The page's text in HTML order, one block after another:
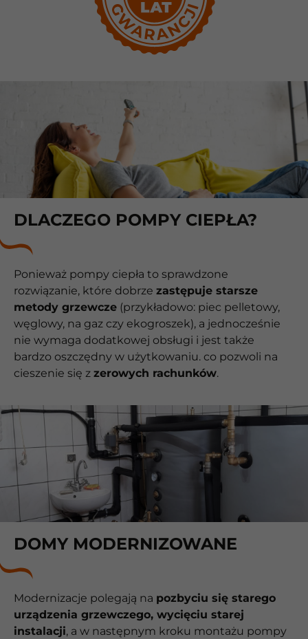
DLACZEGO POMPY CIEPŁA?
Ponieważ pompy ciepła to sprawdzone
rozwiązanie, które dobrze zastępuje starsze
metody grzewcze (przykładowo: piec pelletowy,
węglowy, na gaz czy ekogroszek), a jednocześnie
nie wymaga dodatkowej obsługi i jest także
bardzo oszczędny w użytkowaniu. co pozwoli na
cieszenie się z zerowych rachunków.
DOMY MODERNIZOWANE
Modernizacje polegają na pozbyciu się starego
urządzenia grzewczego, wycięciu starej
instalacji, a w następnym kroku montażu pompy